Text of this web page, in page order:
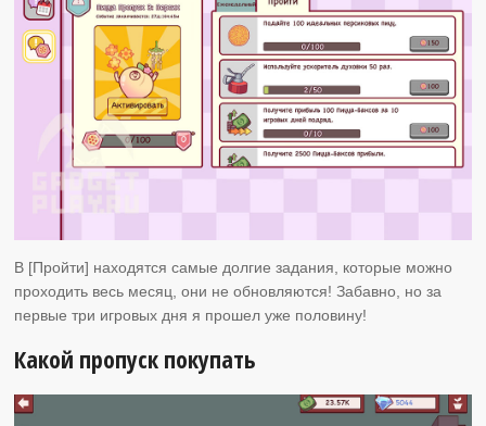
В [Пройти] находятся самые долгие задания, которые можно
проходить весь месяц, они не обновляются! Забавно, но за
первые три игровых дня я прошел уже половину!
Какой пропуск покупать